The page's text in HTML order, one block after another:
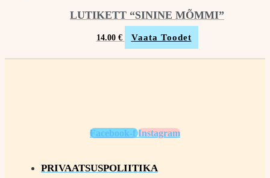
LUTIKETT “SININE MÕMMI”
14.00 € Vaata Toodet
Facebook-f Instagram
PRIVAATSUSPOLIITIKA